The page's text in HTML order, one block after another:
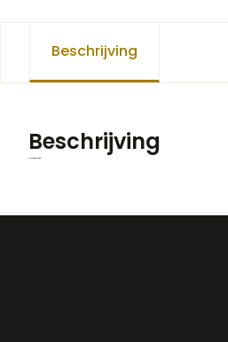
Beschrijving
Beschrijving
Prijs op aanvraag.